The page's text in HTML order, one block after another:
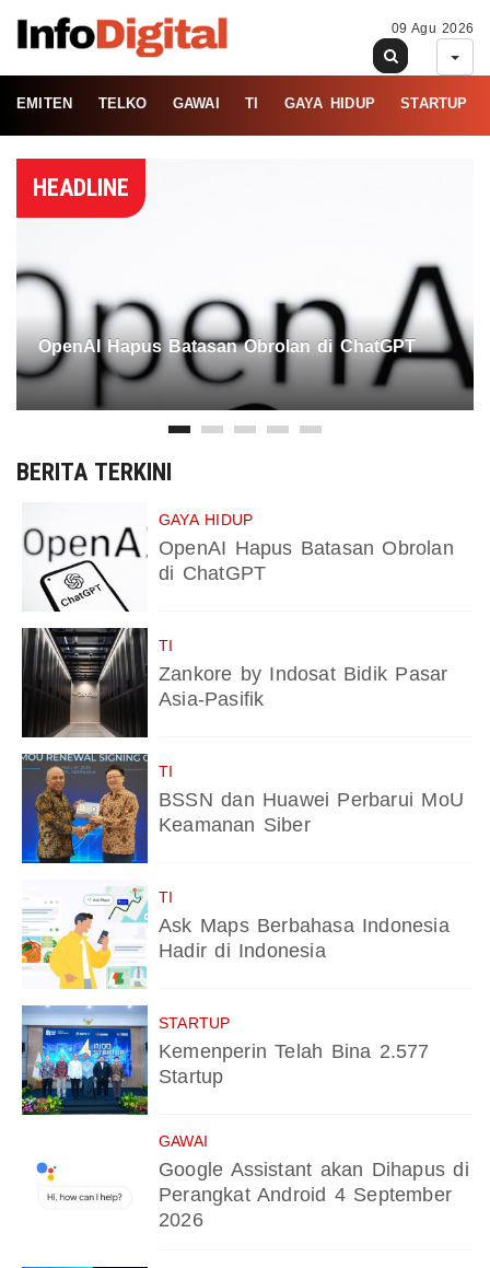
09 Agu 2026
EMITEN TELKO GAWAI TI GAYA HIDUP STARTUP
HEADLINE
OpenAI Hapus Batasan Obrolan di ChatGPT
BERITA TERKINI
GAYA HIDUP
OpenAI Hapus Batasan Obrolan
di ChatGPT
TI
Zankore by Indosat Bidik Pasar
Asia-Pasifik
TI
BSSN dan Huawei Perbarui MoU
Keamanan Siber
TI
Ask Maps Berbahasa Indonesia
Hadir di Indonesia
STARTUP
Kemenperin Telah Bina 2.577
Startup
GAWAI
Google Assistant akan Dihapus di
Perangkat Android 4 September
2026